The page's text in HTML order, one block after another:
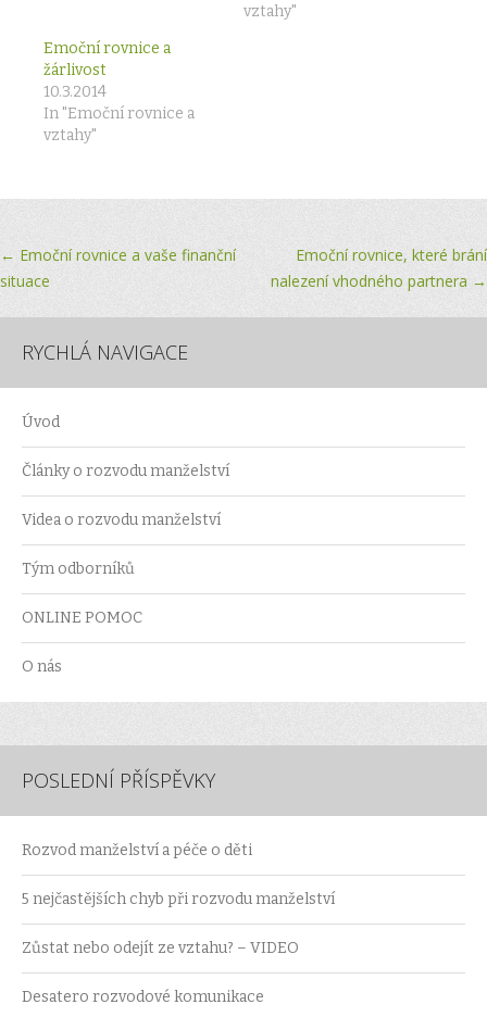
vztahy"
Emoční rovnice a
žárlivost
10.3.2014
In "Emoční rovnice a
vztahy"
Post
navigation
← Emoční rovnice a vaše finanční
situace
Emoční rovnice, které brání
nalezení vhodného partnera →
RYCHLÁ NAVIGACE
Úvod
Články o rozvodu manželství
Videa o rozvodu manželství
Tým odborníků
ONLINE POMOC
O nás
POSLEDNÍ PŘÍSPĚVKY
Rozvod manželství a péče o děti
5 nejčastějších chyb při rozvodu manželství
Zůstat nebo odejít ze vztahu? – VIDEO
Desatero rozvodové komunikace